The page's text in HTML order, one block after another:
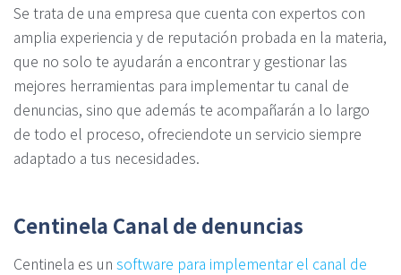
Se trata de una empresa que cuenta con expertos con
amplia experiencia y de reputación probada en la materia,
que no solo te ayudarán a encontrar y gestionar las
mejores herramientas para implementar tu canal de
denuncias, sino que además te acompañarán a lo largo
de todo el proceso, ofreciendote un servicio siempre
adaptado a tus necesidades.
Centinela Canal de denuncias
Centinela es un software para implementar el canal de